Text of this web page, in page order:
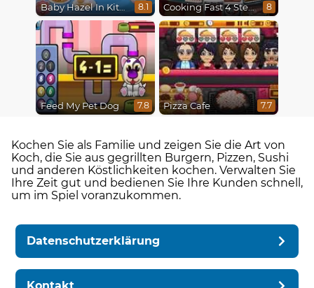
Baby Hazel In Kitchen 8.1 Cooking Fast 4 Steak 8
Feed My Pet Dog 7.8 Pizza Cafe 7.7
Kochen Sie als Familie und zeigen Sie die Art von
Koch, die Sie aus gegrillten Burgern, Pizzen, Sushi
und anderen Köstlichkeiten kochen. Verwalten Sie
Ihre Zeit gut und bedienen Sie Ihre Kunden schnell,
um im Spiel voranzukommen.
Datenschutzerklärung